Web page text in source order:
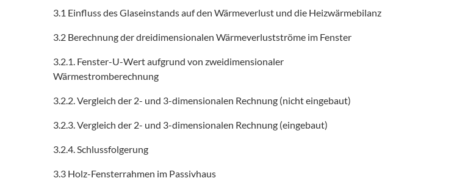
3.1 Einfluss des Glaseinstands auf den Wärmeverlust und die Heizwärmebilanz
3.2 Berechnung der dreidimensionalen Wärmeverlustströme im Fenster
3.2.1. Fenster-U-Wert aufgrund von zweidimensionaler
Wärmestromberechnung
3.2.2. Vergleich der 2- und 3-dimensionalen Rechnung (nicht eingebaut)
3.2.3. Vergleich der 2- und 3-dimensionalen Rechnung (eingebaut)
3.2.4. Schlussfolgerung
3.3 Holz-Fensterrahmen im Passivhaus